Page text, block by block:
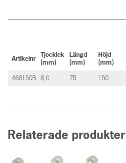
Artikelnr Tjocklek
(mm)
Längd
(mm)
Höjd
(mm)
468150B 8,0 75 150
Relaterade produkter